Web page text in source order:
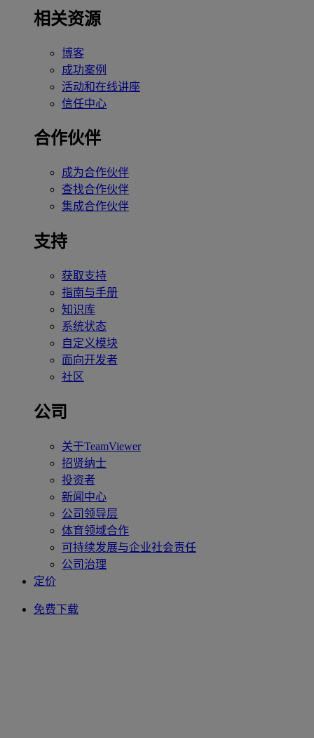
相关资源
博客
成功案例
活动和在线讲座
信任中心
合作伙伴
成为合作伙伴
查找合作伙伴
集成合作伙伴
支持
获取支持
指南与手册
知识库
系统状态
自定义模块
面向开发者
社区
公司
关于TeamViewer
招贤纳士
投资者
新闻中心
公司领导层
体育领域合作
可持续发展与企业社会责任
公司治理
定价
免费下载